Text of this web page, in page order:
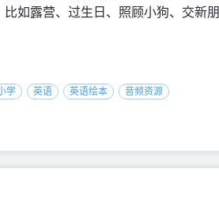
如露营、过生日、照顾小狗、交新
学 英语 英语绘本 音频资源